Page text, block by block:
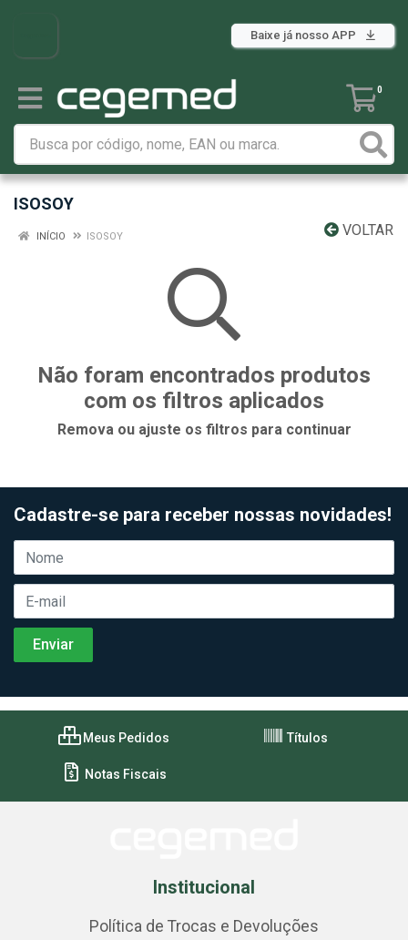
Baixe já nosso APP
0
ISOSOY
VOLTAR
INÍCIO ISOSOY
Não foram encontrados produtos
com os filtros aplicados
Remova ou ajuste os filtros para continuar
Cadastre-se para receber nossas novidades!
Meus Pedidos Títulos
Notas Fiscais
Institucional
Política de Trocas e Devoluções